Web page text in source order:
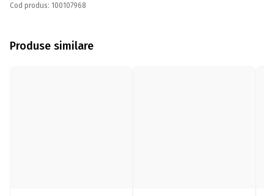
Cod produs: 100107968
Produse similare